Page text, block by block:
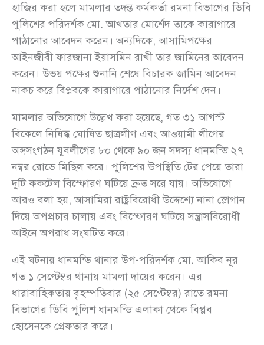
হাজির করা হলে মামলার তদন্ত কর্মকর্তা রমনা বিভাগের ডিবি
পুলিশের পরিদর্শক মো. আখতার মোর্শেদ তাকে কারাগারে
পাঠানোর আবেদন করেন। অন্যদিকে, আসামিপক্ষের
আইনজীবী ফারজানা ইয়াসমিন রাখী তার জামিনের আবেদন
করেন। উভয় পক্ষের শুনানি শেষে বিচারক জামিন আবেদন
নাকচ করে বিপ্লবকে কারাগারে পাঠানোর নির্দেশ দেন।
মামলার অভিযোগে উল্লেখ করা হয়েছে, গত ৩১ আগস্ট
বিকেলে নিষিদ্ধ ঘোষিত ছাত্রলীগ এবং আওয়ামী লীগের
অঙ্গসংগঠন যুবলীগের ৮০ থেকে ৯০ জন সদস্য ধানমন্ডি ২৭
নম্বর রোডে মিছিল করে। পুলিশের উপস্থিতি টের পেয়ে তারা
দুটি ককটেল বিস্ফোরণ ঘটিয়ে দ্রুত সরে যায়। অভিযোগে
আরও বলা হয়, আসামিরা রাষ্ট্রবিরোধী উদ্দেশ্যে নানা স্লোগান
দিয়ে অপপ্রচার চালায় এবং বিস্ফোরণ ঘটিয়ে সন্ত্রাসবিরোধী
আইনে অপরাধ সংঘটিত করে।
এই ঘটনায় ধানমন্ডি থানার উপ-পরিদর্শক মো. আকিব নূর
গত ১ সেপ্টেম্বর থানায় মামলা দায়ের করেন। এর
ধারাবাহিকতায় বৃহস্পতিবার (২৫ সেপ্টেম্বর) রাতে রমনা
বিভাগের ডিবি পুলিশ ধানমন্ডি এলাকা থেকে বিপ্লব
হোসেনকে গ্রেফতার করে।